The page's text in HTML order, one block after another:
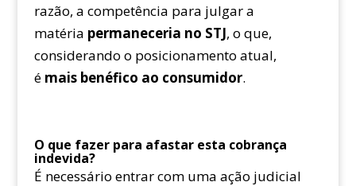
razão, a competência para julgar a
matéria permaneceria no STJ, o que,
considerando o posicionamento atual,
é mais benéfico ao consumidor.
O que fazer para afastar esta cobrança
indevida?
É necessário entrar com uma ação judicial